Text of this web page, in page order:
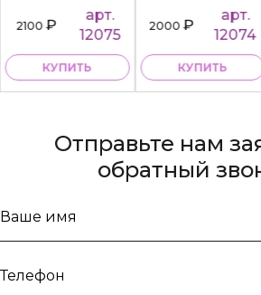
2100₽
арт.
12075
КУПИТЬ
2000₽
арт.
12074
КУПИТЬ
Отправьте нам
обратный
Ваше